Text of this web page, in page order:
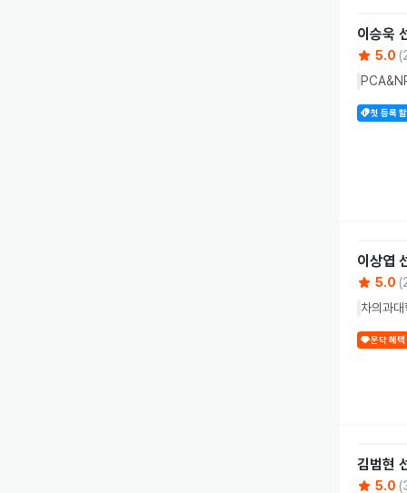
이승욱
5.0 (
첫 등록
이상엽
5.0 (
차의과
운닥 혜택
김범현
5.0 (